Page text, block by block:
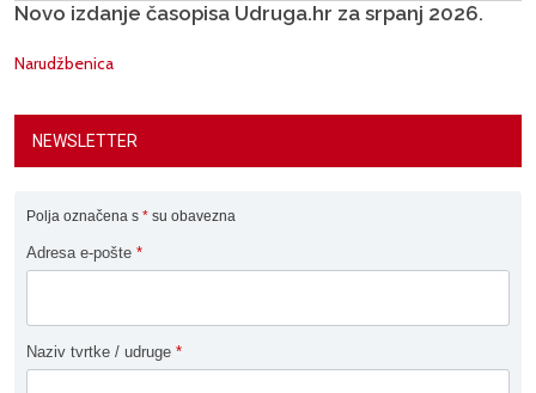
Novo izdanje časopisa Udruga.hr za srpanj 2026.
Narudžbenica
NEWSLETTER
Polja označena s * su obavezna
Adresa e-pošte *
Naziv tvrtke / udruge *